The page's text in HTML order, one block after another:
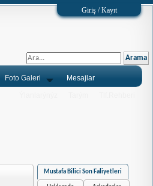
Giriş / Kayıt
Foto Galeri Mesajlar
Mustafa Bilici Son Faliyetleri